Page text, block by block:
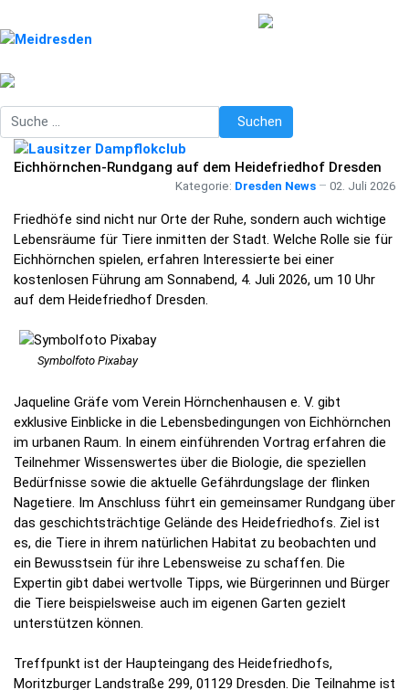
Suchen Suchen
Eichhörnchen-Rundgang auf dem Heidefriedhof Dresden
Kategorie: Dresden News 02. Juli 2026
Friedhöfe sind nicht nur Orte der Ruhe, sondern auch wichtige
Lebensräume für Tiere inmitten der Stadt. Welche Rolle sie für
Eichhörnchen spielen, erfahren Interessierte bei einer
kostenlosen Führung am Sonnabend, 4. Juli 2026, um 10 Uhr
auf dem Heidefriedhof Dresden.
Symbolfoto Pixabay
Jaqueline Gräfe vom Verein Hörnchenhausen e. V. gibt
exklusive Einblicke in die Lebensbedingungen von Eichhörnchen
im urbanen Raum. In einem einführenden Vortrag erfahren die
Teilnehmer Wissenswertes über die Biologie, die speziellen
Bedürfnisse sowie die aktuelle Gefährdungslage der flinken
Nagetiere. Im Anschluss führt ein gemeinsamer Rundgang über
das geschichtsträchtige Gelände des Heidefriedhofs. Ziel ist
es, die Tiere in ihrem natürlichen Habitat zu beobachten und
ein Bewusstsein für ihre Lebensweise zu schaffen. Die
Expertin gibt dabei wertvolle Tipps, wie Bürgerinnen und Bürger
die Tiere beispielsweise auch im eigenen Garten gezielt
unterstützen können.
Treffpunkt ist der Haupteingang des Heidefriedhofs,
Moritzburger Landstraße 299, 01129 Dresden. Die Teilnahme ist